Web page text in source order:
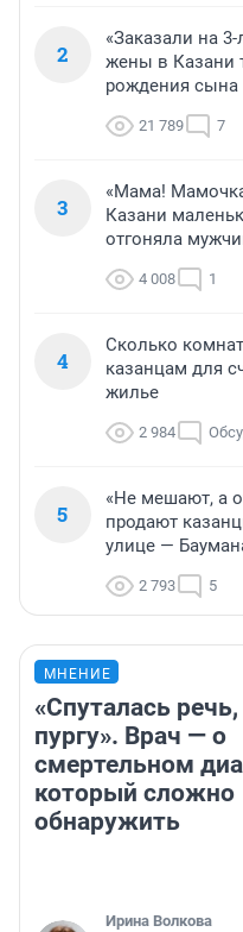
2
«Заказали на
жены в Казани
рождения сына
21 789 7
3
«Мама!
Казани
отгоняла
4 008 1
4
Сколько
казанцам для
жилье
2 984
5
«Не мешают, а
продают
улице —
2 793 5
МНЕНИЕ
«Спуталась
пургу». Врач — о
смертельном
который сложно
обнаружить
Ирина Волкова